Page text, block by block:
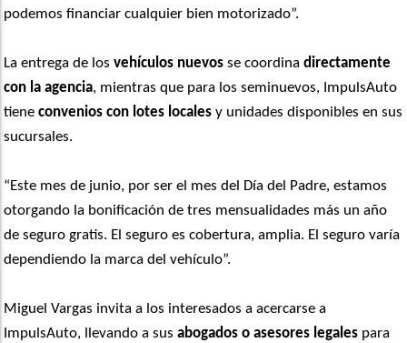
podemos financiar cualquier bien motorizado”.
La entrega de losvehículos nuevos se coordina directamente
con la agencia, mientras que para los seminuevos, ImpulsAuto
tieneconvenios con lotes locales y unidades disponibles en sus
sucursales.
“Este mes de junio, por ser el mes del Día del Padre, estamos
otorgando la bonificación de tres mensualidades más un año
de seguro gratis. El seguro es cobertura, amplia. El seguro varía
dependiendo la marca del vehículo”.
Miguel Vargas invita a los interesados a acercarse a
ImpulsAuto, llevando a susabogados o asesores legales para